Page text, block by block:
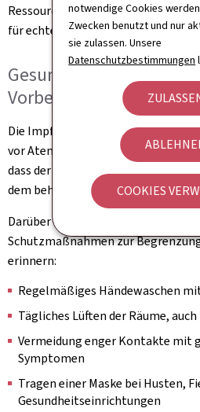
notwendige Cookies
Zwecken benutzt und nur
sie zulassen. Unsere
Datenschutzbestimmungen
COOKIES
Ressourcen sinnvoll genutzt
für echte Notfälle frei bleiben.
Vorbeugung von
Die Impfung bleibt eines der
vor Atemwegsinfektionen. Es ist
dass der eigene Impfschutz
dem behandelnden Arzt
Darüber hinaus ist es wichtig, an
Schutzmaßnahmen zur
erinnern:
Regelmäßiges Händewaschen
Tägliches Lüften der Räume,
Vermeidung enger Kontakte mit
Symptomen
Tragen einer Maske bei Husten,
Gesundheitseinrichtungen